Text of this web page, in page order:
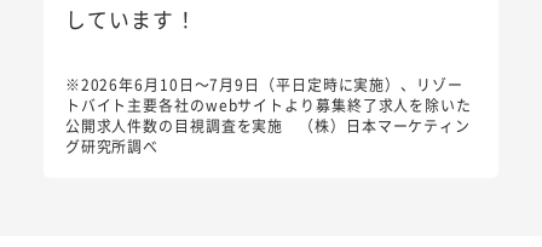
しています！
※2026年6月10日～7月9日（平日定時に実施）、リゾー
トバイト主要各社のwebサイトより募集終了求人を除いた
公開求人件数の目視調査を実施 （株）日本マーケティン
グ研究所調べ